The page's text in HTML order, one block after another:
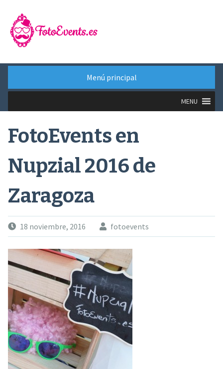
contenido
Menú principal
MENU
FotoEvents en
Nupzial 2016 de
Zaragoza
18 noviembre, 2016 fotoevents